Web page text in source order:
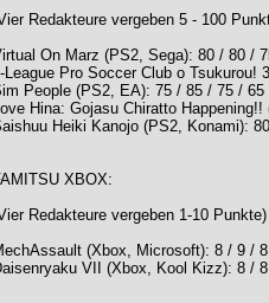
Redakteure vergeben 5 - 100
On Marz (PS2, Sega): 80 / 80 /
League Pro Soccer Club o Tsukurou!
People (PS2, EA): 75 / 85 / 75 / 65
Hina: Gojasu Chiratto
Heiki Kanojo (PS2, Konami):
XBOX:
Redakteure vergeben 1-10 Punkte)
(Xbox, Microsoft): 8 / 9 /
VII (Xbox, Kool Kizz): 8 /